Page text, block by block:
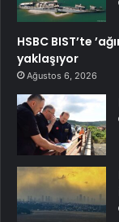
HSBC BIST’te
yaklaşıyor
Ağustos 6, 2026